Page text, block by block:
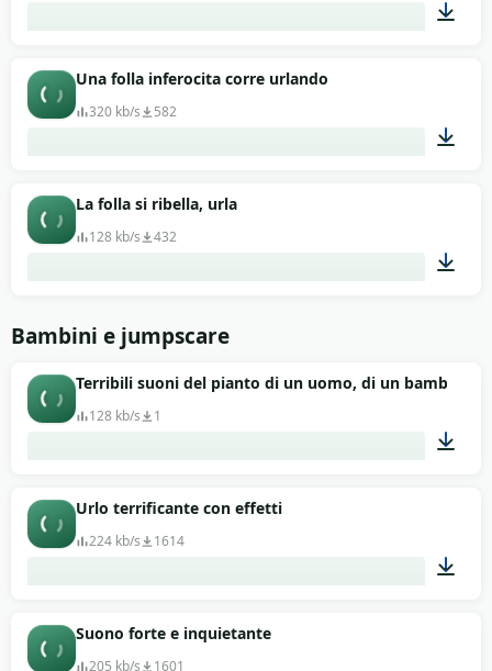
Una folla inferocita corre urlando
320 kb/s 582
La folla si ribella, urla
128 kb/s 432
Bambini e jumpscare
Terribili suoni del pianto di un uomo, di un bambino,
128 kb/s 1
Urlo terrificante con effetti
224 kb/s 1614
Suono forte e inquietante
205 kb/s 1601